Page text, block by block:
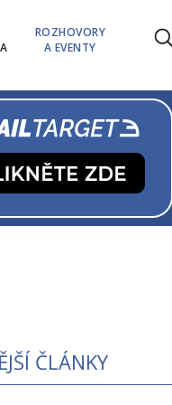
ROZHOVORY
A EVENTY
ČLÁNKY